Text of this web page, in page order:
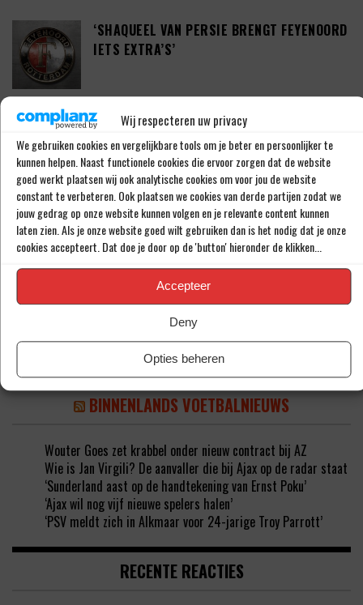
Wij respecteren uw privacy
We gebruiken cookies en vergelijkbare tools om je beter en persoonlijker te
kunnen helpen. Naast functionele cookies die ervoor zorgen dat de website
goed werkt plaatsen wij ook analytische cookies om voor jou de website
constant te verbeteren. Ook plaatsen we cookies van derde partijen zodat we
jouw gedrag op onze website kunnen volgen en je relevante content kunnen
laten zien. Als je onze website goed wilt gebruiken dan is het nodig dat je onze
cookies accepteert. Dat doe je door op de 'button' hieronder de klikken...
Accepteer
Deny
Opties beheren
‘SHAQUEEL VAN PERSIE BRENGT FEYENOORD
IETS EXTRA’S’
DEFINITIEF: IN-BEOM HWANG ZET LOOPBAAN
VOORT BIJ FC PORTO
‘CRYSENSIO SUMMERVILLE DICHT BIJ
AKKOORD MET AS ROMA’
THOMAS BEELEN NA EEN JAAR OP DE WEG
TERUG BIJ FEYENOORD
BINNENLANDS VOETBALNIEUWS
Wouter Goes zet krabbel onder nieuw contract bij AZ
Wie is Jan Virgili? De aanvaller die bij Ajax op de radar staat
‘Sunderland aast op de handtekening van Ernst Poku’
‘Ajax wil nog vijf nieuwe spelers halen’
‘PSV meldt zich in Alkmaar voor 24-jarige Troy Parrott’
RECENTE REACTIES